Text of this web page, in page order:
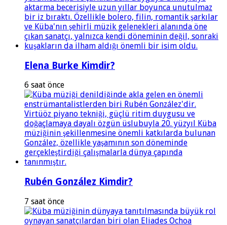
Elena Burke Kimdir?
6 saat önce
Rubén González Kimdir?
7 saat önce